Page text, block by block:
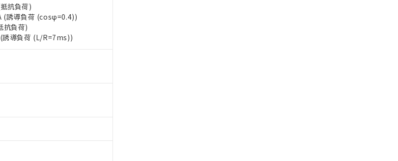
抗負荷)
(誘導負荷 (cosφ=0.4))
抗負荷)
誘導負荷 (L/R=7ms))
物質）の非含有に対応した製品が提供可能な商品です。
）の非含有に対応した製品に切り替える予定のある商品です。
物質）の非含有に非対応の商品で、対応品を出す予定はありません。
物質）の非含有の対応状況を調査中または確認中の商品です。
で、有害物質有無と関係のない商品です。
品としていたものが、含有品と判明した場合などやむを得ず変更すること